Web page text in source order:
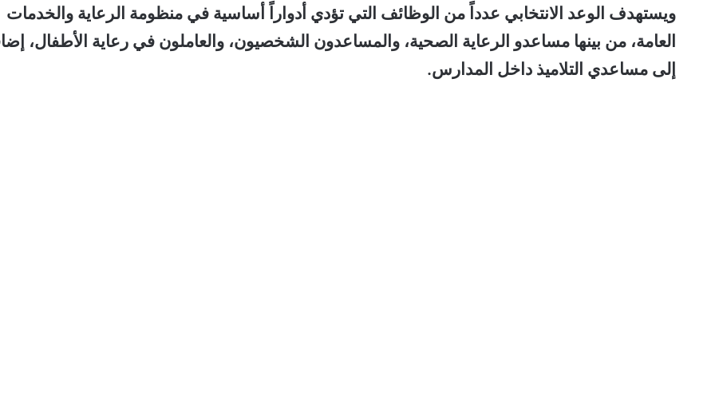
ويستهدف الوعد الانتخابي عدداً من الوظائف التي تؤدي أدواراً أساسية في منظومة الرعاية والخدمات
العامة، من بينها مساعدو الرعاية الصحية، والمساعدون الشخصيون، والعاملون في رعاية الأطفال،
إلى مساعدي التلاميذ داخل المدارس.